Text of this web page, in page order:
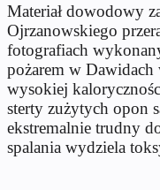
Materiał dowodowy
Ojrzanowskiego
fotografiach
pożarem w Dawidach
wysokiej
sterty zużytych opon
ekstremalnie trudny
spalania wydziela